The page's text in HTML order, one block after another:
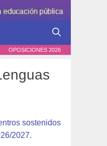
OPOSICIONES 2026
sostenidos
2027.